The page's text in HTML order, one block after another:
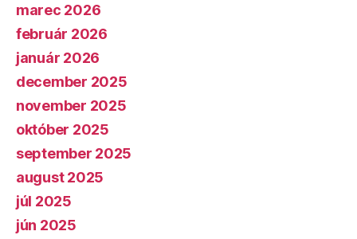
marec 2026
február 2026
január 2026
december 2025
november 2025
október 2025
september 2025
august 2025
júl 2025
jún 2025